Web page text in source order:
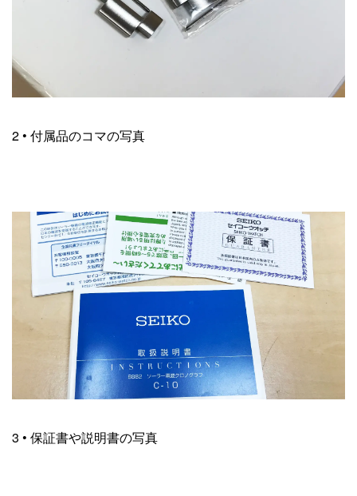
2 • 付属品のコマの写真
3 • 保証書や説明書の写真